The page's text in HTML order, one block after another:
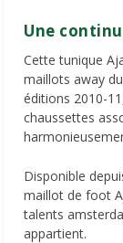
Une
Cette tunique
maillots away
éditions 2010-
chaussettes
Disponible
maillot de foot
talents
appartient.